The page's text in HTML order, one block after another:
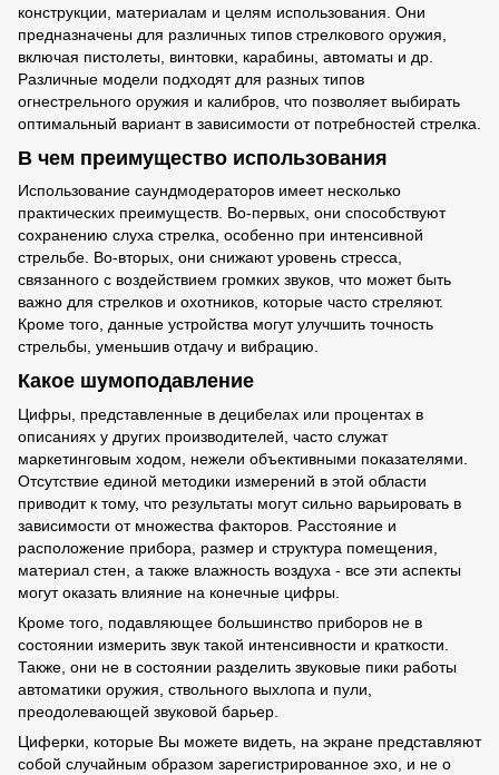
конструкции, материалам и целям использования. Они
предназначены для различных типов стрелкового оружия,
включая пистолеты, винтовки, карабины, автоматы и др.
Различные модели подходят для разных типов
огнестрельного оружия и калибров, что позволяет выбирать
оптимальный вариант в зависимости от потребностей стрелка.
В чем преимущество использования
Использование саундмодераторов имеет несколько
практических преимуществ. Во-первых, они способствуют
сохранению слуха стрелка, особенно при интенсивной
стрельбе. Во-вторых, они снижают уровень стресса,
связанного с воздействием громких звуков, что может быть
важно для стрелков и охотников, которые часто стреляют.
Кроме того, данные устройства могут улучшить точность
стрельбы, уменьшив отдачу и вибрацию.
Какое шумоподавление
Цифры, представленные в децибелах или процентах в
описаниях у других производителей, часто служат
маркетинговым ходом, нежели объективными показателями.
Отсутствие единой методики измерений в этой области
приводит к тому, что результаты могут сильно варьировать в
зависимости от множества факторов. Расстояние и
расположение прибора, размер и структура помещения,
материал стен, а также влажность воздуха - все эти аспекты
могут оказать влияние на конечные цифры.
Кроме того, подавляющее большинство приборов не в
состоянии измерить звук такой интенсивности и краткости.
Также, они не в состоянии разделить звуковые пики работы
автоматики оружия, ствольного выхлопа и пули,
преодолевающей звуковой барьер.
Циферки, которые Вы можете видеть, на экране представляют
собой случайным образом зарегистрированное эхо, и не о